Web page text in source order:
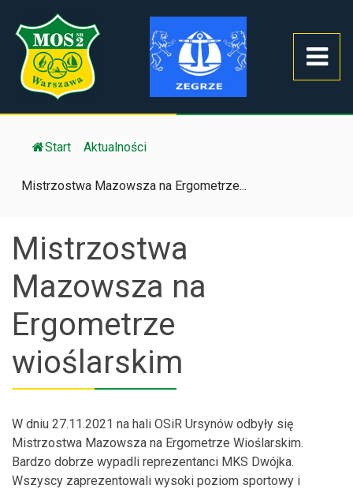
Start Aktualności
Mistrzostwa Mazowsza na Ergometrze...
Mistrzostwa
Mazowsza na
Ergometrze
wioślarskim
W dniu 27.11.2021 na hali OSiR Ursynów odbyły się
Mistrzostwa Mazowsza na Ergometrze Wioślarskim.
Bardzo dobrze wypadli reprezentanci MKS Dwójka.
Wszyscy zaprezentowali wysoki poziom sportowy i